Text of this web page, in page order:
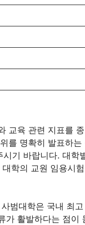
교육 관련 지표를
를 명확히 발표하
시기 바랍니다. 대학
학의 교원 임용시
범대학은 국내 최
가 활발하다는 점